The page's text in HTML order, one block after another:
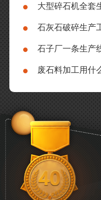
石灰石破碎生产
废石料加工用什